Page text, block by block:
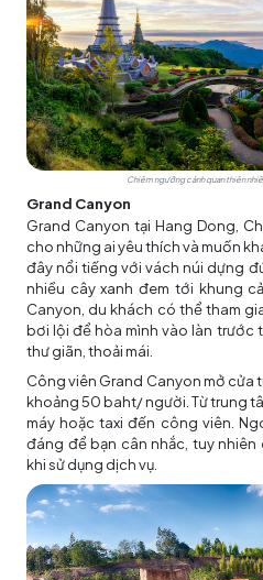
Chiêm ngưỡng cảnh quan thiên
Grand Canyon
Grand Canyon tại Hang Dong,
cho những ai yêu thích và muốn
đây nổi tiếng với vách núi dựng
nhiều cây xanh đem tới khung
Canyon, du khách có thể tham
bơi lội để hòa mình vào làn trước
thư giãn, thoải mái.
Công viên Grand Canyon mở cửa
khoảng 50 baht/ người. Từ trung
máy hoặc taxi đến công viên.
đáng để bạn cân nhắc, tuy
khi sử dụng dịch vụ.